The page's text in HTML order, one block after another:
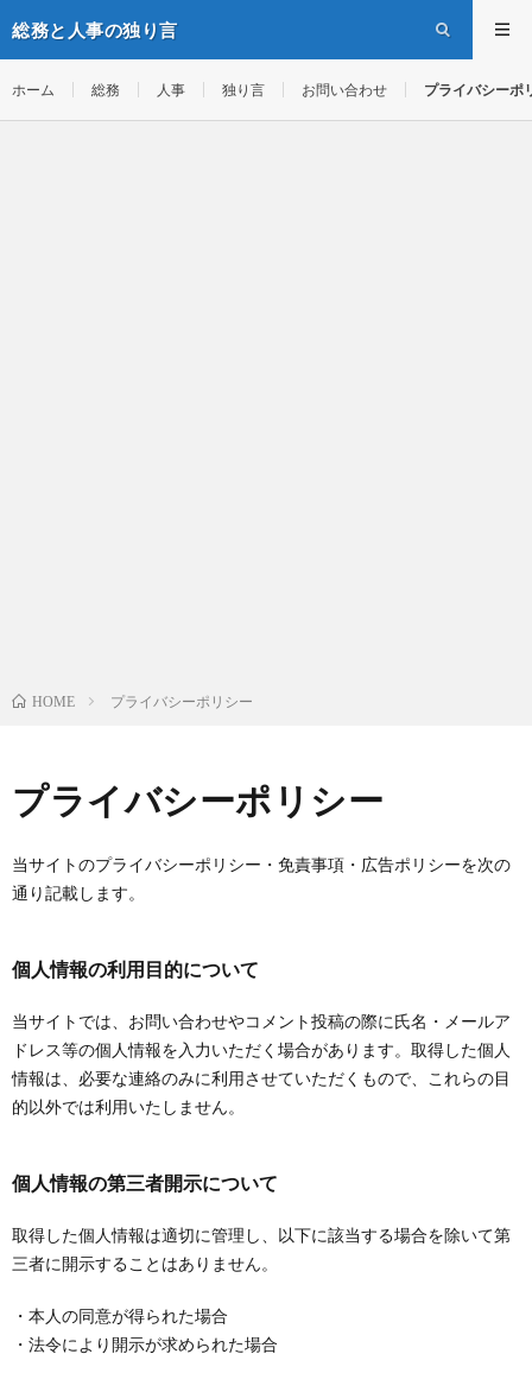
総務と人事の独り言
ホーム 総務 人事 独り言 お問い合わせ プライバシーポ
HOME プライバシーポリシー
プライバシーポリシー
当サイトのプライバシーポリシー・免責事項・広告ポリシーを次の
通り記載します。
個人情報の利用目的について
当サイトでは、お問い合わせやコメント投稿の際に氏名・メールア
ドレス等の個人情報を入力いただく場合があります。取得した個人
情報は、必要な連絡のみに利用させていただくもので、これらの目
的以外では利用いたしません。
個人情報の第三者開示について
取得した個人情報は適切に管理し、以下に該当する場合を除いて第
三者に開示することはありません。
・本人の同意が得られた場合
・法令により開示が求められた場合